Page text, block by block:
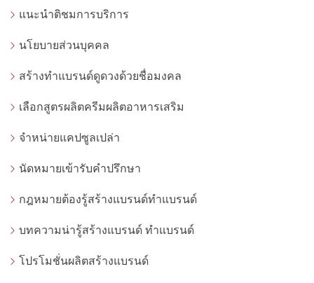
แนะนำติชมการบริการ
นโยบายส่วนบุคคล
สร้างทำแบรนด์ดูดวงด้วยชื่อมงคล
เลือกสูตรผลิตครีมผลิตอาหารเสริม
จำหน่ายแคปซูลเปล่า
นัดหมายเข้ารับคำปรึกษา
กฎหมายต้องรู้สร้างแบรนด์ทำแบรนด์
บทความน่ารู้สร้างแบรนด์ ทำแบรนด์
โปรโมชั่นผลิตสร้างแบรนด์